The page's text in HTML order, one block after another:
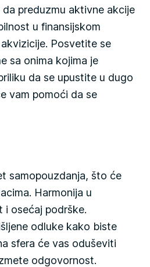
preduzmu aktivne akcije
u finansijskom
Posvetite se
sa onima kojima je
da se upustite u dugo
vam pomoći da se
samopouzdanja, što će
Harmonija u
i osećaj podrške.
odluke kako biste
sfera će vas oduševiti
odgovornost.